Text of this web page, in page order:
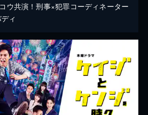
ウ共演！刑事×犯罪コーディネーター
ィ